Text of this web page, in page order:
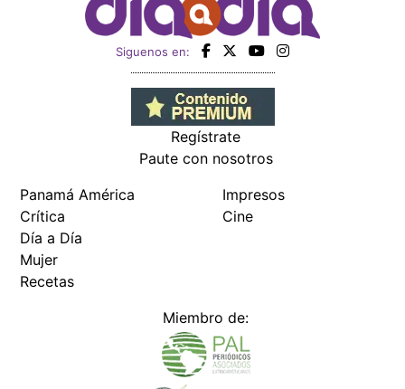
Siguenos en:
Regístrate
Paute con nosotros
Panamá América
Crítica
Día a Día
Mujer
Recetas
Impresos
Cine
Miembro de: